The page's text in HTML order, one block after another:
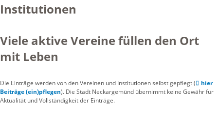
Institutionen
Viele aktive Vereine füllen den Ort
mit Leben
Die Einträge werden von den Vereinen und Institutionen selbst gepflegt (
hier
Beiträge (ein)pflegen). Die Stadt Neckargemünd übernimmt keine Gewähr für
Aktualität und Vollständigkeit der Einträge.